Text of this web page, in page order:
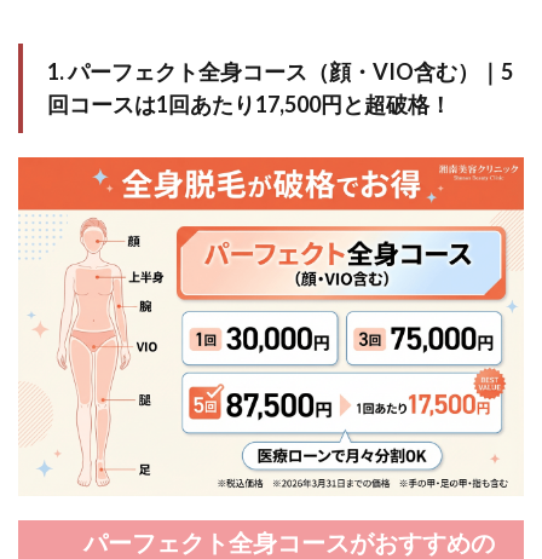
1. パーフェクト全身コース（顔・VIO含む）｜5
回コースは1回あたり17,500円と超破格！
パーフェクト全身コースがおすすめの